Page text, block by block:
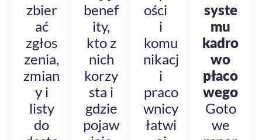
zbier
ać
zgłos
zenia,
zmian
y i
listy
do
benef
ity,
kto z
nich
korzy
sta i
gdzie
pojaw
ości
i
komu
nikacj
i
praco
wnicy
łatwi
syste
mu
kadro
wo
płaco
wego
Goto
we